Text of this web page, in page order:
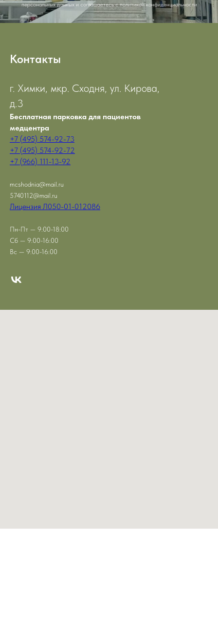
персональных данных и соглашаетесь c политикой конфиденциальности
Контакты
г. Химки, мкр. Сходня, ул. Кирова,
д.3
Бесплатная парковка для пациентов
медцентра
+7 (495) 574-92-73
+7 (495) 574-92-72
+7 (966) 111-13-92
mcshodnia@mail.ru
5740112@mail.ru
Лицензия Л050-01-012086
Пн-Пт — 9:00-18:00
Сб — 9:00-16:00
Вс — 9:00-16:00